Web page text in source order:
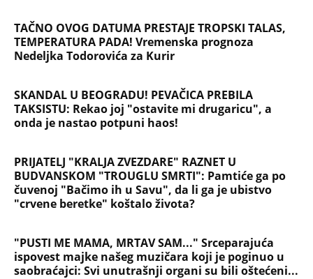
TAČNO OVOG DATUMA PRESTAJE TROPSKI TALAS,
TEMPERATURA PADA! Vremenska prognoza
Nedeljka Todorovića za Kurir
SKANDAL U BEOGRADU! PEVAČICA PREBILA
TAKSISTU: Rekao joj "ostavite mi drugaricu", a
onda je nastao potpuni haos!
PRIJATELJ "KRALJA ZVEZDARE" RAZNET U
BUDVANSKOM "TROUGLU SMRTI": Pamtiće ga po
čuvenoj "Bačimo ih u Savu", da li ga je ubistvo
"crvene beretke" koštalo života?
"PUSTI ME MAMA, MRTAV SAM..." Srceparajuća
ispovest majke našeg muzičara koji je poginuo u
saobraćajci: Svi unutrašnji organi su bili oštećeni...